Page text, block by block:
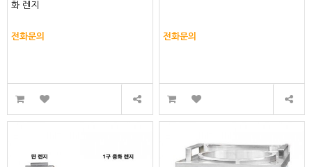
화 렌지
전화문의 전화문의